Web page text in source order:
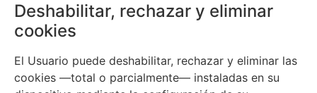
Deshabilitar, rechazar y eliminar
cookies
El Usuario puede deshabilitar, rechazar y eliminar las
cookies —total o parcialmente— instaladas en su